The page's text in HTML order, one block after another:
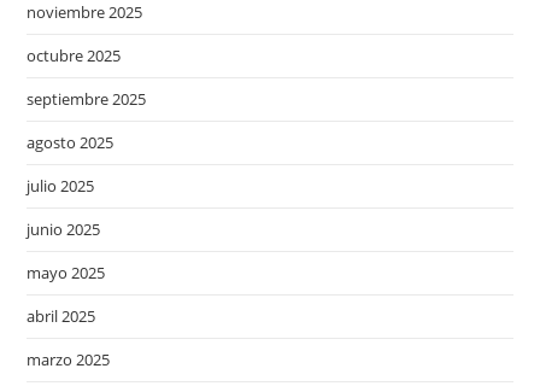
noviembre 2025
octubre 2025
septiembre 2025
agosto 2025
julio 2025
junio 2025
mayo 2025
abril 2025
marzo 2025